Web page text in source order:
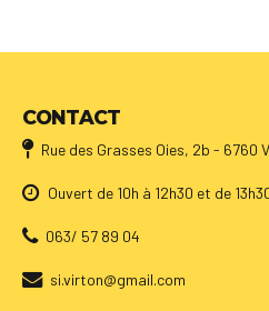
CONTACT
Rue des Grasses Oies, 2b - 6760
Ouvert de 10h à 12h30 et de
063/ 57 89 04
si.virton@gmail.com